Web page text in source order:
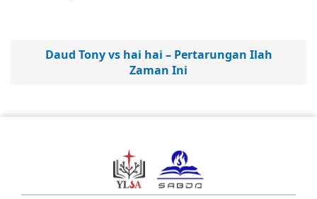
Daud Tony vs hai hai – Pertarungan Ilah
Zaman Ini